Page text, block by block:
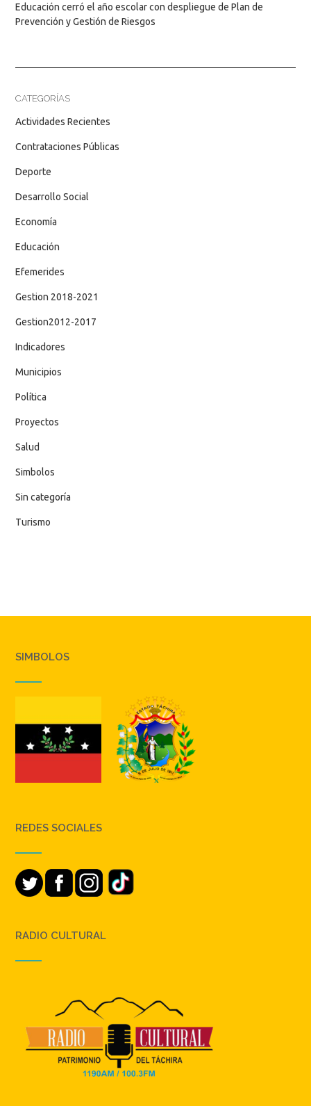
Educación cerró el año escolar con despliegue de Plan de
Prevención y Gestión de Riesgos
CATEGORÍAS
Actividades Recientes
Contrataciones Públicas
Deporte
Desarrollo Social
Economía
Educación
Efemerides
Gestion 2018-2021
Gestion2012-2017
Indicadores
Municipios
Política
Proyectos
Salud
Simbolos
Sin categoría
Turismo
SIMBOLOS
REDES SOCIALES
RADIO CULTURAL